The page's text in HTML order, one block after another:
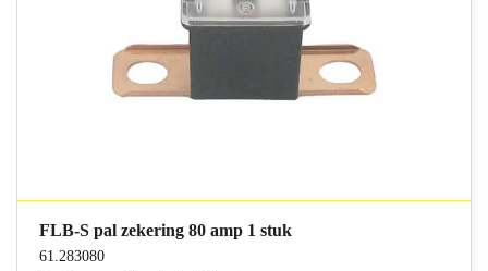
FLB-S pal zekering 80 amp 1 stuk
61.283080